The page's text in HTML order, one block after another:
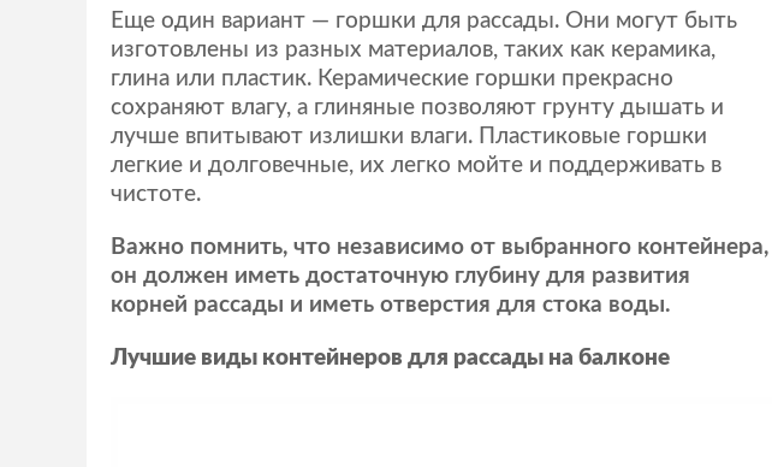
Еще один вариант — горшки для рассады. Они могут быть
изготовлены из разных материалов, таких как керамика,
глина или пластик. Керамические горшки прекрасно
сохраняют влагу, а глиняные позволяют грунту дышать и
лучше впитывают излишки влаги. Пластиковые горшки
легкие и долговечные, их легко мойте и поддерживать в
чистоте.
Важно помнить, что независимо от выбранного контейнера,
он должен иметь достаточную глубину для развития
корней рассады и иметь отверстия для стока воды.
Лучшие виды контейнеров для рассады на балконе